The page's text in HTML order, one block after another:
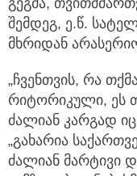
შემდეგ, ე.წ.
მხრიდან
რიტორიკული, ეს
ძალიან კარგად
„გახარია
ძალიან მარტივი
ვემზადებით